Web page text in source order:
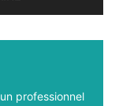
professionnel